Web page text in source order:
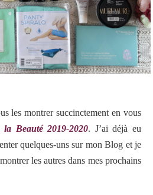
les montrer succinctement en vous
la Beauté 2019-2020. J’ai déjà eu
quelques-uns sur mon Blog et je
les autres dans mes prochains